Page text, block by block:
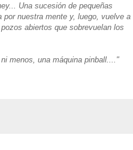
Una sucesión de pequeñas
nuestra mente y, luego, vuelve a
abiertos que sobrevuelan los
menos, una máquina pinball...."